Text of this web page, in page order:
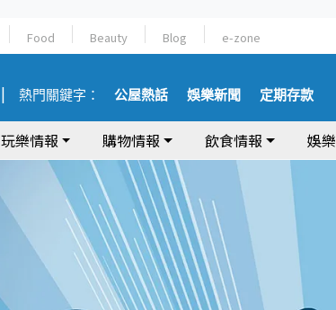
Food Beauty Blog e-zone
熱門關鍵字： 公屋熱話 娛樂新聞 定期存款
玩樂情報 購物情報 飲食情報 娛樂